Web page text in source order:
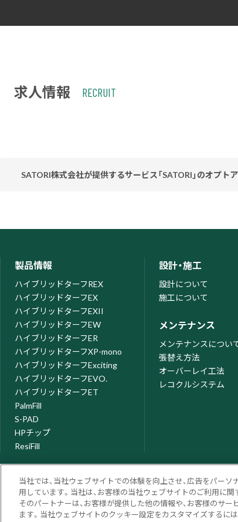
求人情報 RECRUIT
SATORI株式会社が提供するサービス「SATORI」のオプト
製品情報
ハイブリッドターフREX
ハイブリッドターフEX
ハイブリッドターフEXII
ハイブリッドターフEW
ハイブリッドターフER
ハイブリッドターフXP-mono
ハイブリッドターフExciting
ハイブリッドターフEVO.
ハイブリッドターフET
PalmFill
S-PAD
HPチップ
ResiFill
設計・施工
設計について
施工について
メンテナンス
メンテナンスについ
張替え方法
オーバーレイ工法
レコクルシステム
当社では、当社ウェブサイトでの体験を向上させ、広告をパー
用しています。当社は、お客様の当社ウェブサイトのご利用に関
そのパートナーは、お客様が提供した他の情報や、お客様のサ
ます。当社ウェブサイトのクッキー設定をカスタマイズするに